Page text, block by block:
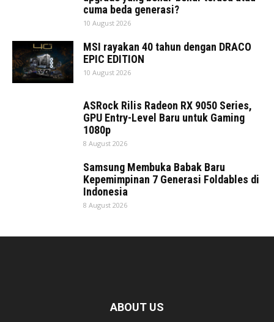
cuma beda generasi?
10 August 2026
MSI rayakan 40 tahun dengan DRACO
EPIC EDITION
10 August 2026
ASRock Rilis Radeon RX 9050 Series,
GPU Entry-Level Baru untuk Gaming
1080p
8 August 2026
Samsung Membuka Babak Baru
Kepemimpinan 7 Generasi Foldables di
Indonesia
8 August 2026
ABOUT US